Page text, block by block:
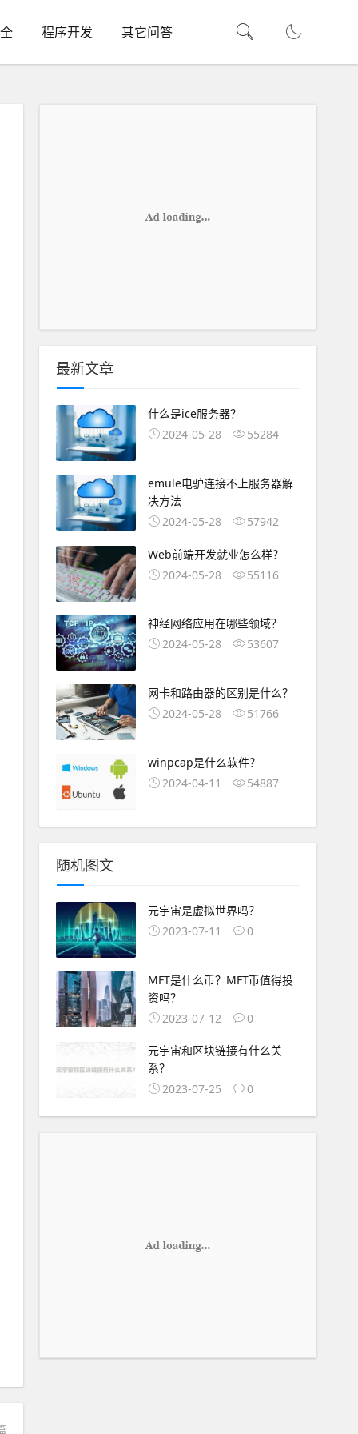
程序开发 其它问答
最新文章
什么是ice服务器？
2024-05-28
55284
emule电驴连接不上服务器解
决方法
2024-05-28
57942
Web前端开发就业怎么样？
2024-05-28
55116
神经网络应用在哪些领域？
2024-05-28
53607
网卡和路由器的区别是什么？
2024-05-28
51766
winpcap是什么软件？
2024-04-11
54887
随机图文
元宇宙是虚拟世界吗？
2023-07-11
0
MFT是什么币？MFT币值得投
资吗？
2023-07-12
0
元宇宙和区块链接有什么关
系？
2023-07-25
0